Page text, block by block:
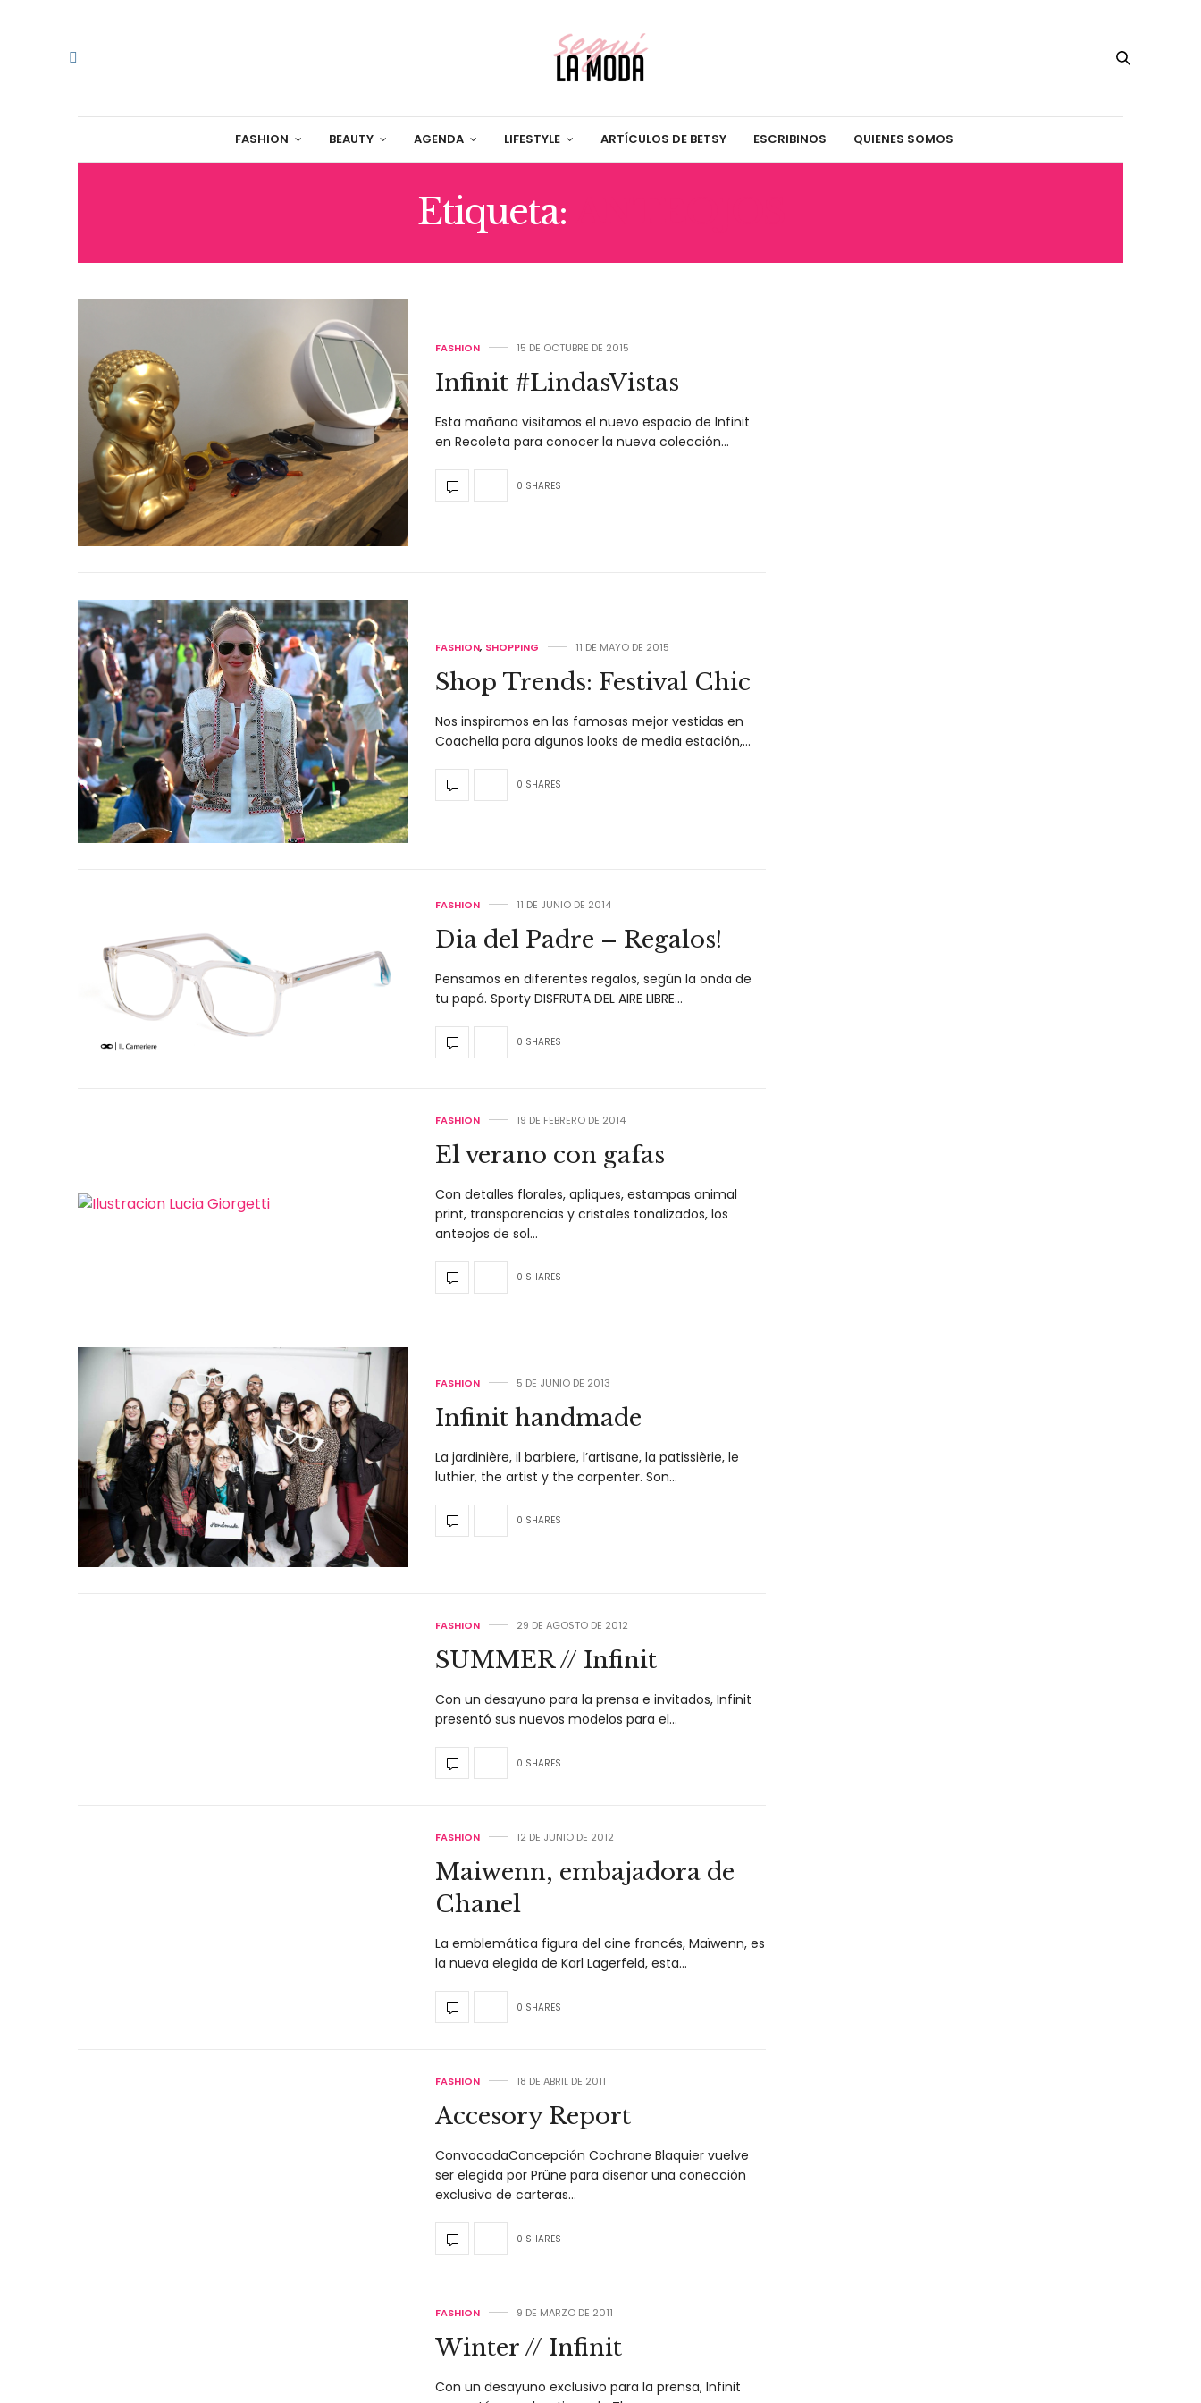
FASHION BEAUTY AGENDA LIFESTYLE ARTÍCULOS DE BETSY ESCRIBINOS QUIENES SOMOS
Etiqueta:
FASHION 15 DE OCTUBRE DE 2015
Infinit #LindasVistas
Esta mañana visitamos el nuevo espacio de Infinit
en Recoleta para conocer la nueva colección…
0 SHARES
FASHION, SHOPPING 11 DE MAYO DE 2015
Shop Trends: Festival Chic
Nos inspiramos en las famosas mejor vestidas en
Coachella para algunos looks de media estación,…
0 SHARES
FASHION 11 DE JUNIO DE 2014
Dia del Padre – Regalos!
Pensamos en diferentes regalos, según la onda de
tu papá. Sporty DISFRUTA DEL AIRE LIBRE…
0 SHARES
FASHION 19 DE FEBRERO DE 2014
El verano con gafas
Con detalles florales, apliques, estampas animal
print, transparencias y cristales tonalizados, los
anteojos de sol…
0 SHARES
FASHION 5 DE JUNIO DE 2013
Infinit handmade
La jardinière, il barbiere, l’artisane, la patissièrie, le
luthier, the artist y the carpenter. Son…
0 SHARES
FASHION 29 DE AGOSTO DE 2012
SUMMER // Infinit
Con un desayuno para la prensa e invitados, Infinit
presentó sus nuevos modelos para el…
0 SHARES
FASHION 12 DE JUNIO DE 2012
Maiwenn, embajadora de
Chanel
La emblemática figura del cine francés, Maïwenn, es
la nueva elegida de Karl Lagerfeld, esta…
0 SHARES
FASHION 18 DE ABRIL DE 2011
Accesory Report
ConvocadaConcepción Cochrane Blaquier vuelve
ser elegida por Prüne para diseñar una conección
exclusiva de carteras…
0 SHARES
FASHION 9 DE MARZO DE 2011
Winter // Infinit
Con un desayuno exclusivo para la prensa, Infinit